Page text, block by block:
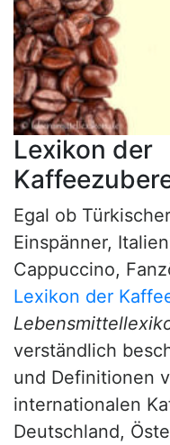
Lexikon der
Egal ob
Einspänner,
Cappuccino,
Lexikon der
verständlich
und Definitionen
internationalen
Deutschland,